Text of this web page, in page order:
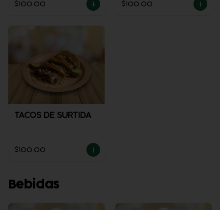
$100.00 $100.00
TACOS DE SURTIDA
$100.00
Bebidas